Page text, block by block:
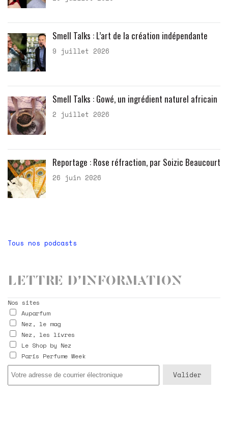
Smell Talks : L’art de la création indépendante
9 juillet 2026
Smell Talks : Gowé, un ingrédient naturel africain
2 juillet 2026
Reportage : Rose réfraction, par Soizic Beaucourt
26 juin 2026
Tous nos podcasts
Lettre d’information
Nos sites
Auparfum
Nez, le mag
Nez, les livres
Le Shop by Nez
Paris Perfume Week